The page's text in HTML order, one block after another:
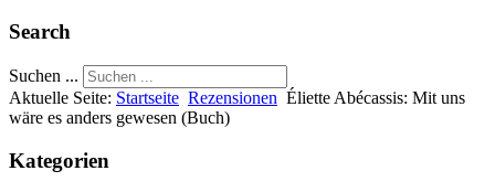
Search
Suchen ...
Aktuelle Seite: Startseite Rezensionen Éliette Abécassis: Mit uns
wäre es anders gewesen (Buch)
Kategorien